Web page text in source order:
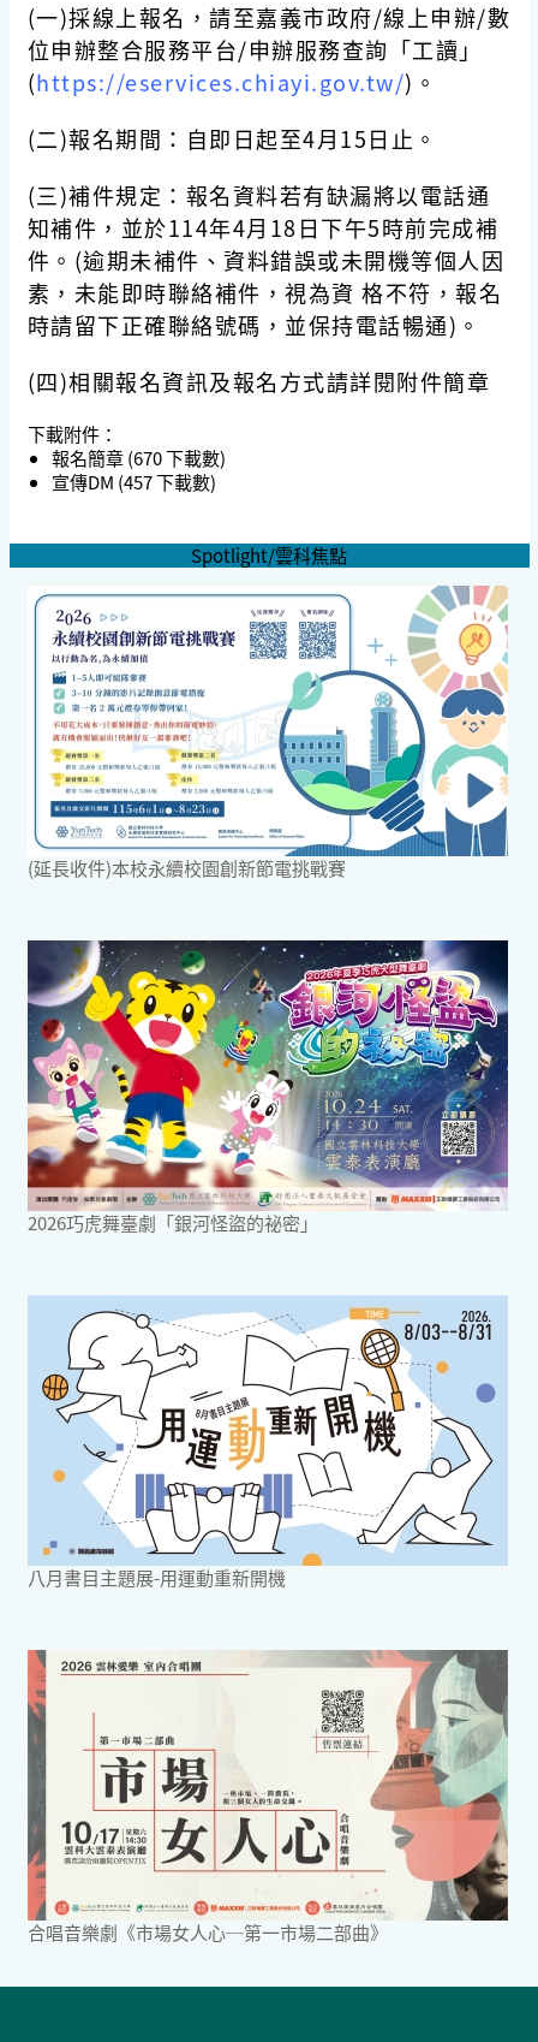
(一)採線上報名，請至嘉義市政府/線上申辦/數
位申辦整合服務平台/申辦服務查詢「工讀」
(https://eservices.chiayi.gov.tw/)。
(二)報名期間：自即日起至4月15日止。
(三)補件規定：報名資料若有缺漏將以電話通
知補件，並於114年4月18日下午5時前完成補
件。(逾期未補件、資料錯誤或未開機等個人因
素，未能即時聯絡補件，視為資 格不符，報名
時請留下正確聯絡號碼，並保持電話暢通)。
(四)相關報名資訊及報名方式請詳閱附件簡章
下載附件：
報名簡章 (670 下載數)
宣傳DM (457 下載數)
Spotlight/雲科焦點
(延長收件)本校永續校園創新節電挑戰賽
2026巧虎舞臺劇「銀河怪盜的祕密」
八月書目主題展-用運動重新開機
合唱音樂劇《市場女人心─第一市場二部曲》